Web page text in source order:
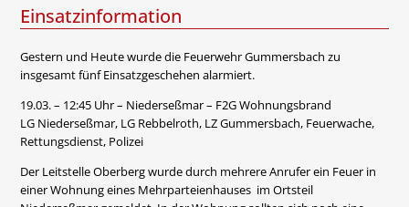
Einsatzinformation
Gestern und Heute wurde die Feuerwehr Gummersbach zu
insgesamt fünf Einsatzgeschehen alarmiert.
19.03. – 12:45 Uhr – Niederseßmar – F2G Wohnungsbrand
LG Niederseßmar, LG Rebbelroth, LZ Gummersbach, Feuerwache,
Rettungsdienst, Polizei
Der Leitstelle Oberberg wurde durch mehrere Anrufer ein Feuer in
einer Wohnung eines Mehrparteienhauses im Ortsteil